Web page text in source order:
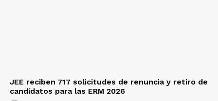
JEE reciben 717 solicitudes de renuncia y retiro de
candidatos para las ERM 2026